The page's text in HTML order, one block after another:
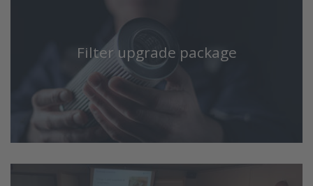
Filter upgrade package